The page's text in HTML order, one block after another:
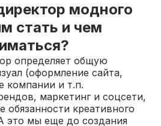
модного
стать и чем
определяет общую
(оформление сайта,
компании и т.п.
маркетинг и соцсети,
обязанности креативного
это мы еще до создания